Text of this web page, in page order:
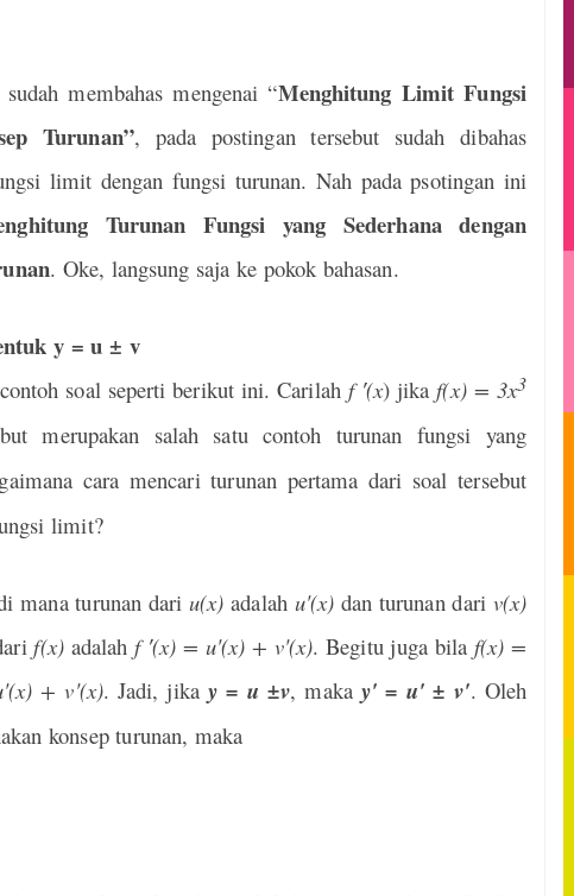
membahas mengenai “Menghitung Limit Fungsi
Turunan”, pada postingan tersebut sudah dibahas
limit dengan fungsi turunan. Nah pada psotingan ini
Turunan Fungsi yang Sederhana dengan
. Oke, langsung saja ke pokok bahasan.
y = u ± v
soal seperti berikut ini. Carilah f ′(x) jikaf(x) = 3x3
merupakan salah satu contoh turunan fungsi yang
cara mencari turunan pertama dari soal tersebut
limit?
mana turunan dariu(x) adalah u'(x) dan turunan dari v(x)
f(x)adalah f ′(x) = u'(x) + v'(x). Begitu juga bila f(x) =
+ v'(x). Jadi, jika y = u ±v, maka y' = u' ± v'. Oleh
konsep turunan, maka